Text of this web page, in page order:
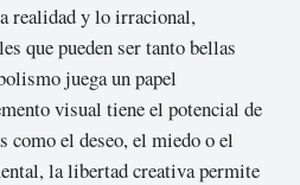
realidad y lo irracional,
que pueden ser tanto bellas
juega un papel
visual tiene el potencial de
como el deseo, el miedo o el
la libertad creativa permite